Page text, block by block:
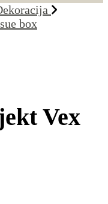
box
Vex